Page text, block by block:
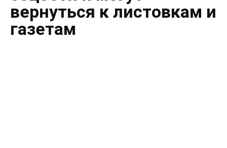
вернуться к листовкам и
газетам